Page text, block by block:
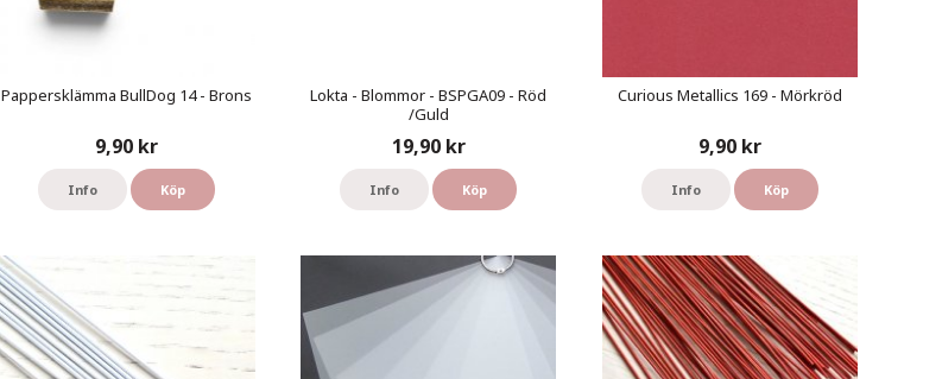
Pappersklämma BullDog 14 - Brons
9,90 kr
Info Köp
Lokta - Blommor - BSPGA09 - Röd
/Guld
19,90 kr
Info Köp
Curious Metallics 169 - Mörkröd
9,90 kr
Info Köp